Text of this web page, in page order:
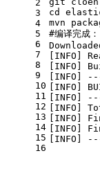
2
3
4
5
6
7
8
9
10
11
12
13
14
15
16
cd
mvn
#编译完成：
[INFO]
[INFO]
[INFO]
[INFO]
[INFO]
[INFO]